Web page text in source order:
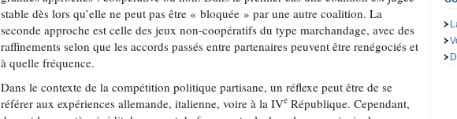
stable dès lors qu’elle ne peut pas être « bloquée » par une autre coalition. La
seconde approche est celle des jeux non-coopératifs du type marchandage, avec des
raffinements selon que les accords passés entre partenaires peuvent être renégociés et
à quelle fréquence.
Dans le contexte de la compétition politique partisane, un réflexe peut être de se
référer aux expériences allemande, italienne, voire à la IVe République. Cependant,